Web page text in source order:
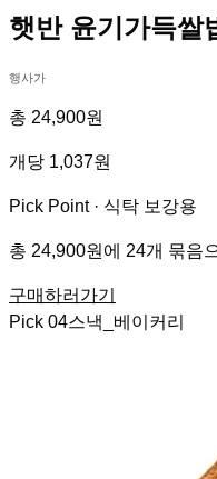
햇반 윤기가득쌀
행사가
총 24,900원
개당 1,037원
Pick Point · 식탁 보강용
총 24,900원에 24개 묶음
구매하러가기
Pick 04스낵_베이커리